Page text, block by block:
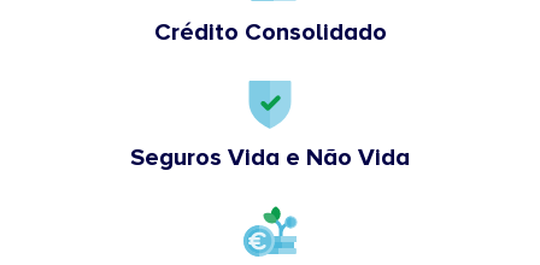
Crédito Consolidado
Seguros Vida e Não Vida